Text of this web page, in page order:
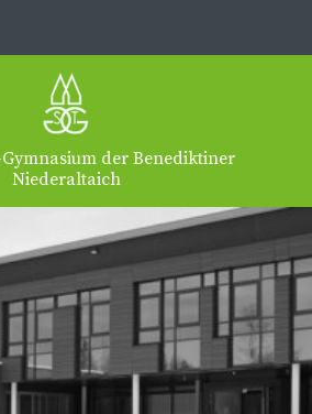
der Benediktiner
Niederaltaich